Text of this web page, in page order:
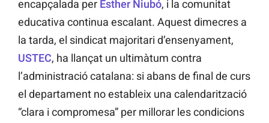
encapçalada per Esther Niubó, i la comunitat
educativa continua escalant. Aquest dimecres a
la tarda, el sindicat majoritari d’ensenyament,
USTEC, ha llançat un ultimàtum contra
l’administració catalana: si abans de final de curs
el departament no estableix una calendarització
“clara i compromesa” per millorar les condicions